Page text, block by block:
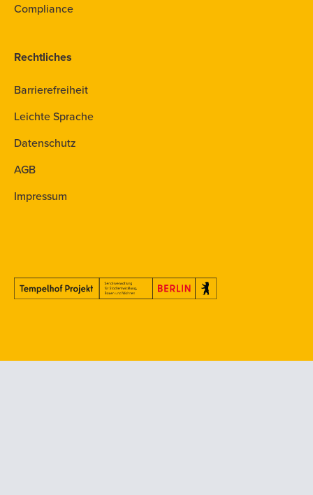
Compliance
Rechtliches
Barrierefreiheit
Leichte Sprache
Datenschutz
AGB
Impressum